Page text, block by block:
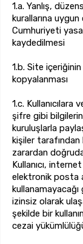
1.a. Yanlış,
kurallarına
Cumhuriyeti
kaydedilmesi
1.b. Site
kopyalanması
1.c. Kullanıcılara
şifre gibi
kuruluşlarla
kişiler tarafından
zarardan
Kullanıcı,
elektronik posta
kullanamayacağı
izinsiz olarak
şekilde bir
cezai